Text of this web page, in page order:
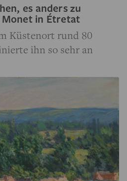
es anders zu
Monet in Étretat
Küstenort rund 80
ihn so sehr an